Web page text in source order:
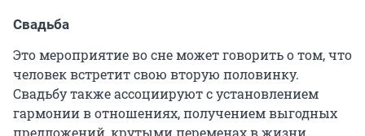
Свадьба
Это мероприятие во сне может говорить о том, что
человек встретит свою вторую половинку.
Свадьбу также ассоциируют с установлением
гармонии в отношениях, получением выгодных